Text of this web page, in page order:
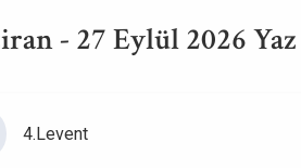
- 27 Eylül 2026
4.Levent